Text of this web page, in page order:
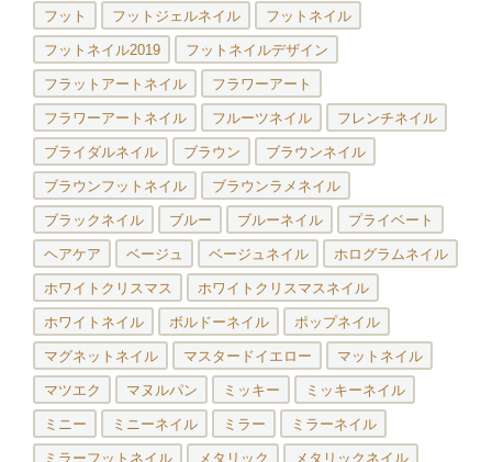
フット フットジェルネイル フットネイル
フットネイル2019 フットネイルデザイン
フラットアートネイル フラワーアート
フラワーアートネイル フルーツネイル フレンチネイル
ブライダルネイル ブラウン ブラウンネイル
ブラウンフットネイル ブラウンラメネイル
ブラックネイル ブルー ブルーネイル プライベート
ヘアケア ベージュ ベージュネイル ホログラムネイル
ホワイトクリスマス ホワイトクリスマスネイル
ホワイトネイル ボルドーネイル ポップネイル
マグネットネイル マスタードイエロー マットネイル
マツエク マヌルパン ミッキー ミッキーネイル
ミニー ミニーネイル ミラー ミラーネイル
ミラーフットネイル メタリック メタリックネイル